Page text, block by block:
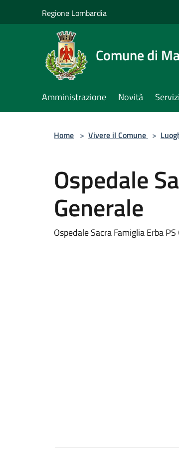
Regione Lombardia
Comune di
Amministrazione Novità Servizi
Home > Vivere il Comune >
Ospedale
Generale
Ospedale Sacra Famiglia Erba